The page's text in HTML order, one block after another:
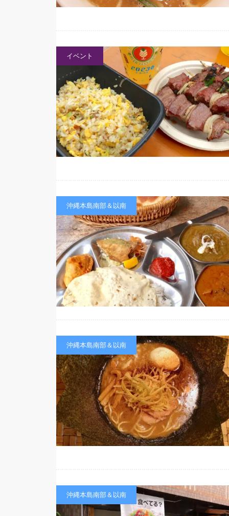
イベント
沖縄本島南部＆以南
沖縄本島南部＆以南
沖縄本島南部＆以南